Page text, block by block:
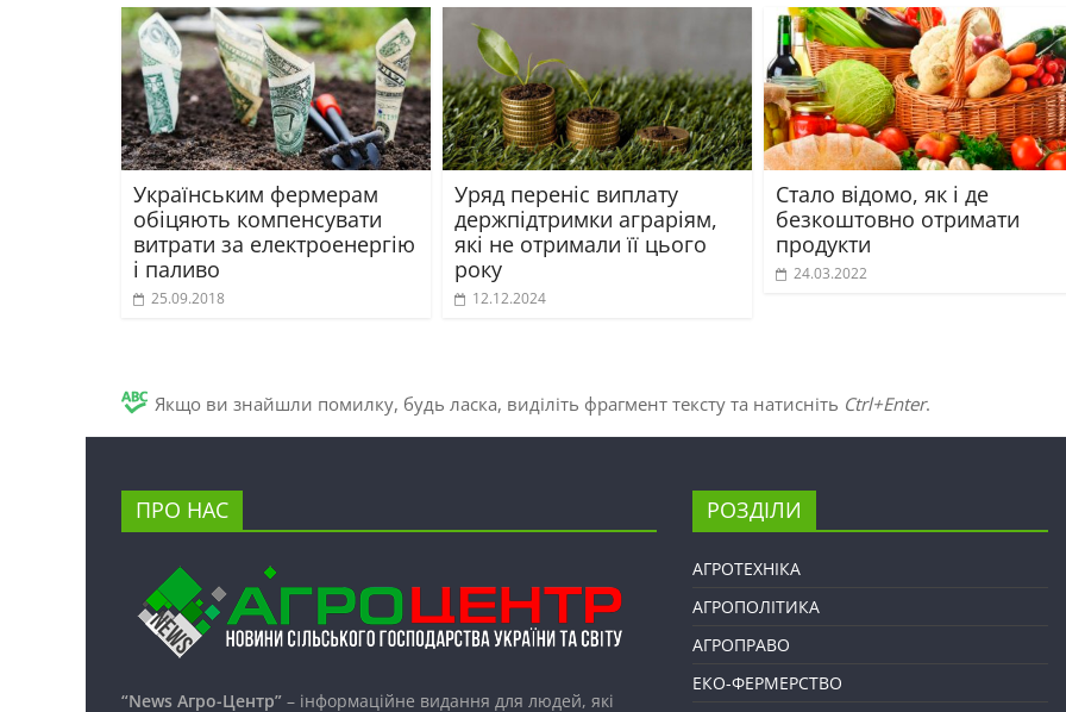
Українським фермерам
обіцяють компенсувати
витрати за електроенергію
і паливо
25.09.2018
Уряд переніс виплату
держпідтримки аграріям,
які не отримали її цього
року
12.12.2024
Стало відомо, як і де
безкоштовно отримати
продукти
24.03.2022
Якщо ви знайшли помилку, будь ласка, виділіть фрагмент тексту та натисніть Ctrl+Enter.
ПРО НАС
“News Агро-Центр” – інформаційне видання для людей, які
РОЗДІЛИ
АГРОТЕХНІКА
АГРОПОЛІТИКА
АГРОПРАВО
ЕКО-ФЕРМЕРСТВО